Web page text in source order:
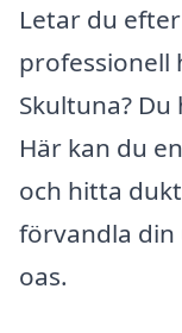
Letar du
professionell
Skultuna?
Här kan du
och hitta
förvandla
oas.